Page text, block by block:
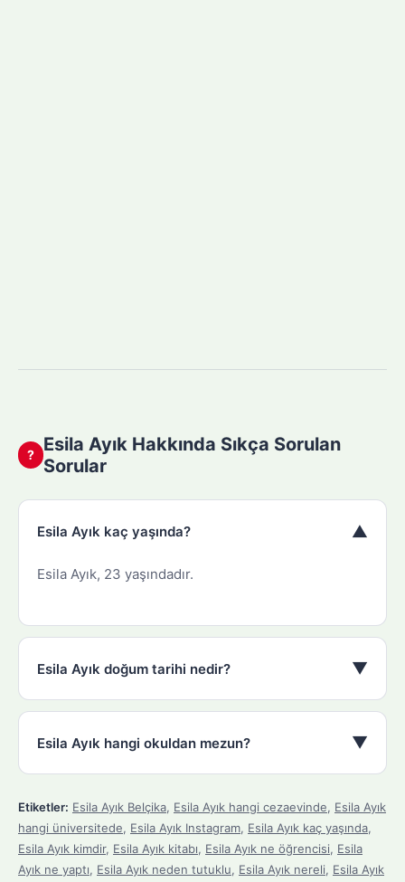
?
Esila Ayık Hakkında Sıkça Sorulan
Sorular
Esila Ayık kaç yaşında? ▼
Esila Ayık, 23 yaşındadır.
Esila Ayık doğum tarihi nedir? ▼
Esila Ayık hangi okuldan mezun? ▼
Etiketler: Esila Ayık Belçika, Esila Ayık hangi cezaevinde, Esila Ayık
hangi üniversitede, Esila Ayık Instagram, Esila Ayık kaç yaşında,
Esila Ayık kimdir, Esila Ayık kitabı, Esila Ayık ne öğrencisi, Esila
Ayık ne yaptı, Esila Ayık neden tutuklu, Esila Ayık nereli, Esila Ayık